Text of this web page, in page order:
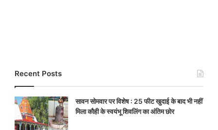
Recent Posts
सावन सोमवार पर विशेष : 25 फीट खुदाई के बाद भी नहीं
मिला कौही के स्वयंभू शिवलिंग का अंतिम छोर